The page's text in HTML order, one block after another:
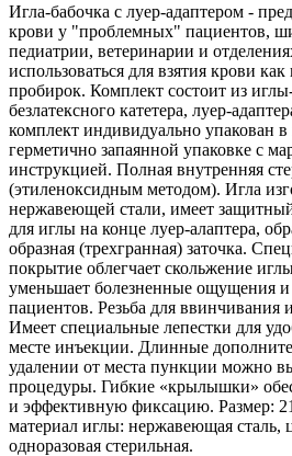
Игла-бабочка с луер-адаптером -
крови у "проблемных" пациентов,
педиатрии, ветеринарии и
использоваться для взятия крови
пробирок. Комплект состоит из
безлатексного катетера, луер-
комплект индивидуально упакован
герметично запаянной упаковке с
инструкцией. Полная внутренняя
(этиленоксидным методом). Игла
нержавеющей стали, имеет
для иглы на конце луер-алаптера,
образная (трехгранная) заточка.
покрытие облегчает скольжение
уменьшает болезненные ощущения
пациентов. Резьба для ввинчивания
Имеет специальные лепестки для
месте инъекции. Длинные
удалении от места пункции можно
процедуры. Гибкие «крылышки»
и эффективную фиксацию. Размер:
материал иглы: нержавеющая сталь,
одноразовая стерильная.